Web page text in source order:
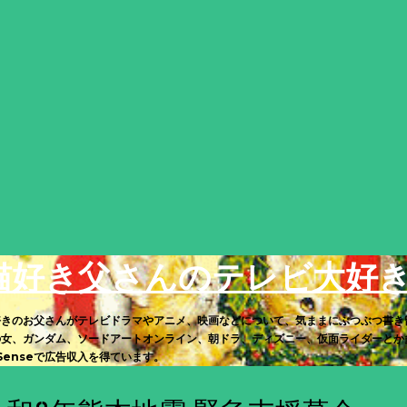
好き父さんのテレビ大好
のお父さんがテレビドラマやアニメ、映画などについて、気ままにぶつぶつ書
、ガンダム、ソードアートオンライン、朝ドラ、ディズニー、仮面ライダー
で広告収入を得ています。